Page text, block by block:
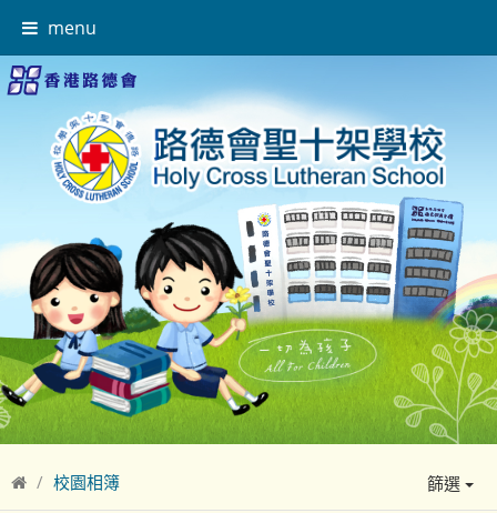
menu
校園相簿 篩選